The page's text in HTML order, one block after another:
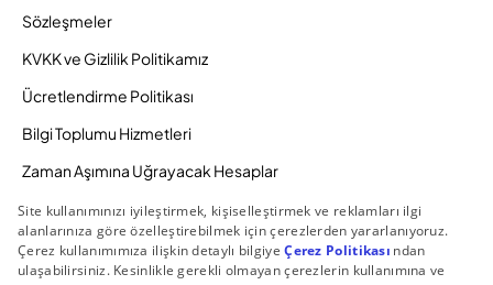
Sözleşmeler
KVKK ve Gizlilik Politikamız
Ücretlendirme Politikası
Bilgi Toplumu Hizmetleri
Zaman Aşımına Uğrayacak Hesaplar
Duyurular ve Kampanyalar